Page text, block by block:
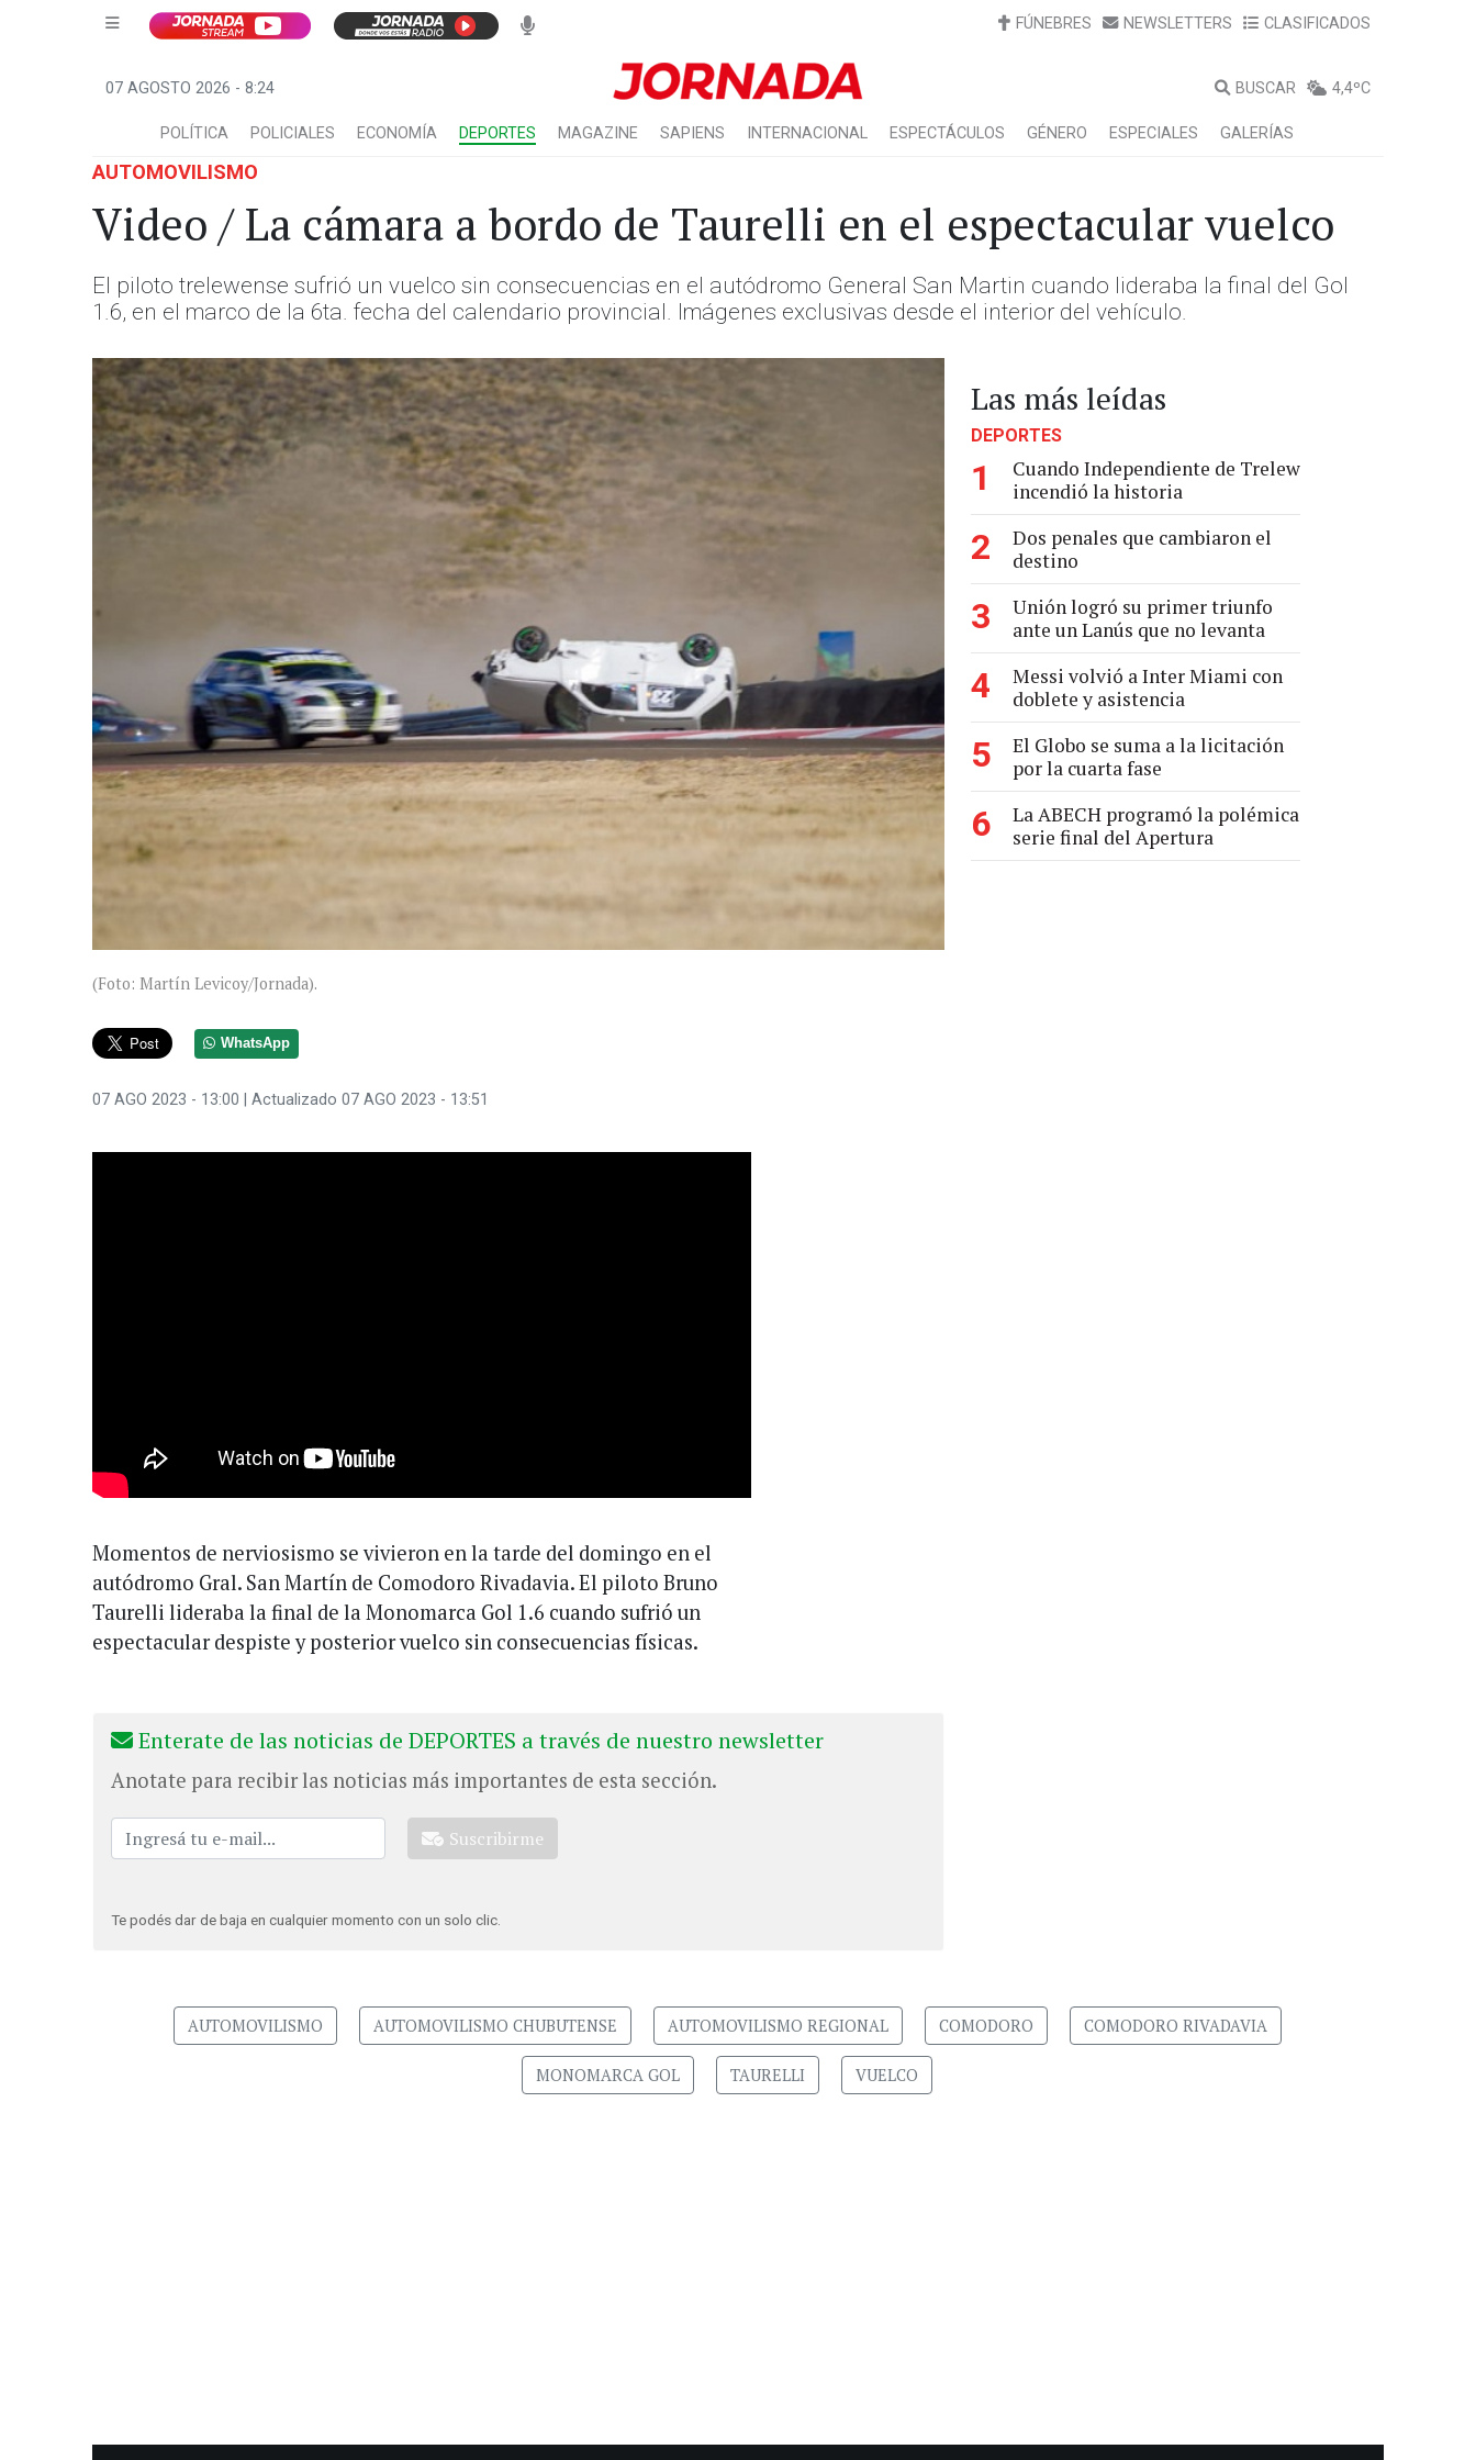
FÚNEBRES NEWSLETTERS CLASIFICADOS
07 AGOSTO 2026 - 8:24 BUSCAR 4,4ºC
POLÍTICA POLICIALES ECONOMÍA DEPORTES MAGAZINE SAPIENS INTERNACIONAL ESPECTÁCULOS GÉNERO ESPECIALES GALERÍAS
AUTOMOVILISMO
Video / La cámara a bordo de Taurelli en el espectacular vuelco
El piloto trelewense sufrió un vuelco sin consecuencias en el autódromo General San Martin cuando lideraba la final del Gol
1.6, en el marco de la 6ta. fecha del calendario provincial. Imágenes exclusivas desde el interior del vehículo.
(Foto: Martín Levicoy/Jornada).
WhatsApp
07 AGO 2023 - 13:00 | Actualizado 07 AGO 2023 - 13:51
Momentos de nerviosismo se vivieron en la tarde del domingo en el
autódromo Gral. San Martín de Comodoro Rivadavia. El piloto Bruno
Taurelli lideraba la final de la Monomarca Gol 1.6 cuando sufrió un
espectacular despiste y posterior vuelco sin consecuencias físicas.
Enterate de las noticias de DEPORTES a través de nuestro newsletter
Anotate para recibir las noticias más importantes de esta sección.
Suscribirme
Te podés dar de baja en cualquier momento con un solo clic.
Las más leídas
DEPORTES
1
Cuando Independiente de Trelew
incendió la historia
2
Dos penales que cambiaron el
destino
3
Unión logró su primer triunfo
ante un Lanús que no levanta
4
Messi volvió a Inter Miami con
doblete y asistencia
5
El Globo se suma a la licitación
por la cuarta fase
6
La ABECH programó la polémica
serie final del Apertura
AUTOMOVILISMO AUTOMOVILISMO CHUBUTENSE AUTOMOVILISMO REGIONAL COMODORO COMODORO RIVADAVIA
MONOMARCA GOL TAURELLI VUELCO